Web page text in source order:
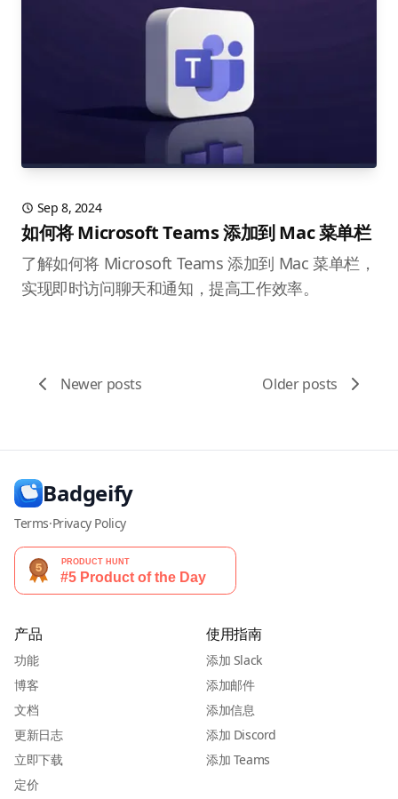
Sep 8, 2024
如何将 Microsoft Teams 添加到 Mac 菜单栏
了解如何将 Microsoft Teams 添加到 Mac 菜单栏，
实现即时访问聊天和通知，提高工作效率。
Newer posts Older posts
Badgeify
Terms·Privacy Policy
产品
功能
博客
文档
更新日志
立即下载
定价
使用指南
添加 Slack
添加邮件
添加信息
添加 Discord
添加 Teams